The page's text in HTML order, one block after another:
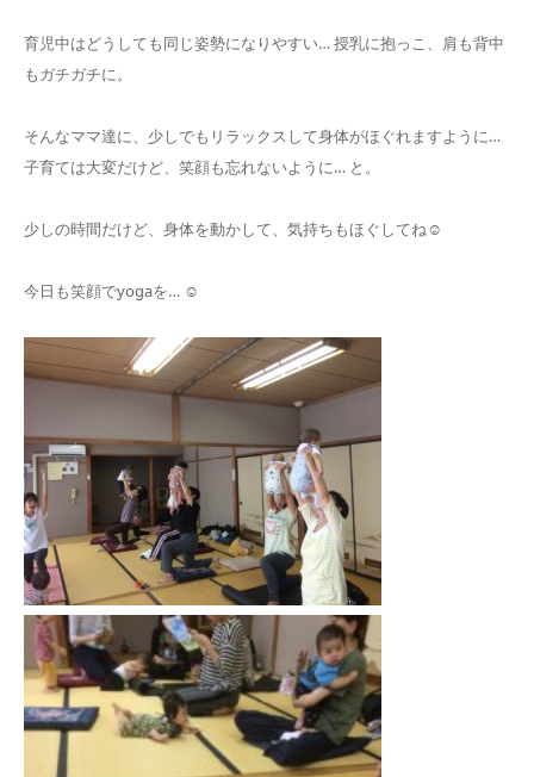
育児中はどうしても同じ姿勢になりやすい… 授乳に抱っこ、肩も背中
もガチガチに。
そんなママ達に、少しでもリラックスして身体がほぐれますように…
子育ては大変だけど、笑顔も忘れないように… と。
少しの時間だけど、身体を動かして、気持ちもほぐしてね☺︎
今日も笑顔でyogaを… ☺︎